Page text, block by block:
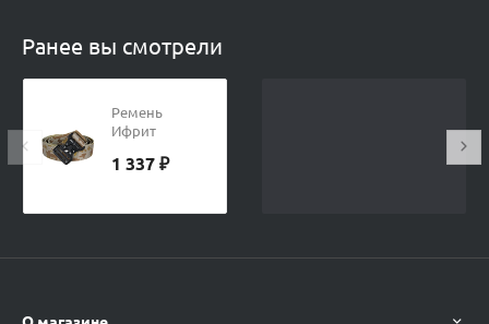
Ранее вы смотрели
Ремень
Ифрит
explorer
1 337 ₽